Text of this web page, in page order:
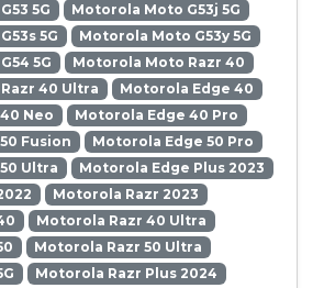
5G
Motorola Moto G53j 5G
5G
Motorola Moto G53y 5G
5G
Motorola Moto Razr 40
40 Ultra
Motorola Edge 40
Neo
Motorola Edge 40 Pro
Fusion
Motorola Edge 50 Pro
Ultra
Motorola Edge Plus 2023
Motorola Razr 2023
Motorola Razr 40 Ultra
Motorola Razr 50 Ultra
Motorola Razr Plus 2024